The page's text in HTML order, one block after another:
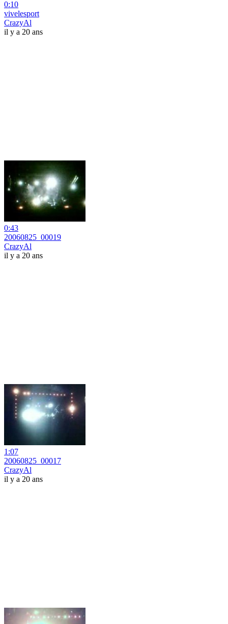
0:10
vivelesport
CrazyAl
il y a 20 ans
0:43
20060825_00019
CrazyAl
il y a 20 ans
1:07
20060825_00017
CrazyAl
il y a 20 ans